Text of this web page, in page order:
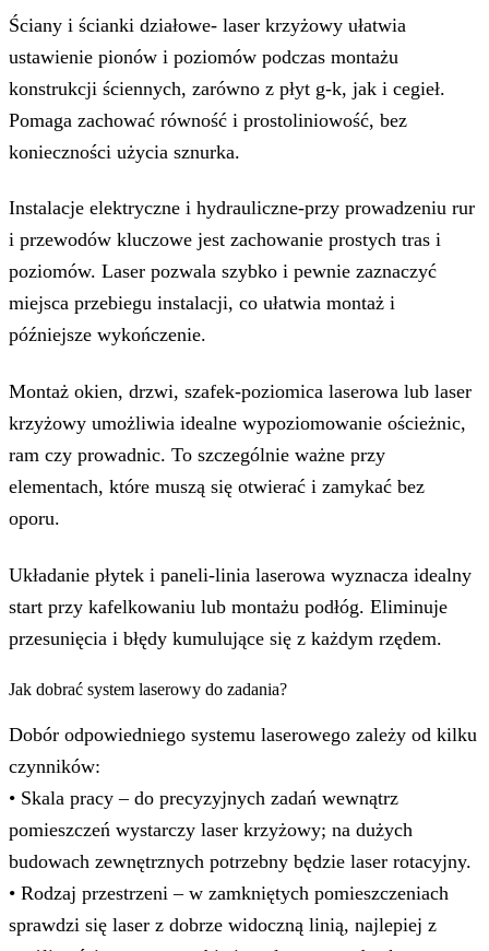
Ściany i ścianki działowe- laser krzyżowy ułatwia
ustawienie pionów i poziomów podczas montażu
konstrukcji ściennych, zarówno z płyt g-k, jak i cegieł.
Pomaga zachować równość i prostoliniowość, bez
konieczności użycia sznurka.
Instalacje elektryczne i hydrauliczne-przy prowadzeniu rur
i przewodów kluczowe jest zachowanie prostych tras i
poziomów. Laser pozwala szybko i pewnie zaznaczyć
miejsca przebiegu instalacji, co ułatwia montaż i
późniejsze wykończenie.
Montaż okien, drzwi, szafek-poziomica laserowa lub laser
krzyżowy umożliwia idealne wypoziomowanie ościeżnic,
ram czy prowadnic. To szczególnie ważne przy
elementach, które muszą się otwierać i zamykać bez
oporu.
Układanie płytek i paneli-linia laserowa wyznacza idealny
start przy kafelkowaniu lub montażu podłóg. Eliminuje
przesunięcia i błędy kumulujące się z każdym rzędem.
Jak dobrać system laserowy do zadania?
Dobór odpowiedniego systemu laserowego zależy od kilku
czynników:
• Skala pracy – do precyzyjnych zadań wewnątrz
pomieszczeń wystarczy laser krzyżowy; na dużych
budowach zewnętrznych potrzebny będzie laser rotacyjny.
• Rodzaj przestrzeni – w zamkniętych pomieszczeniach
sprawdzi się laser z dobrze widoczną linią, najlepiej z